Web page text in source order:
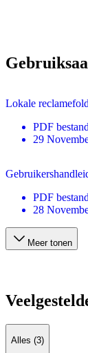
Lokale
PDF bestand
29
PDF bestand
28
Meer tonen
Alles (3)